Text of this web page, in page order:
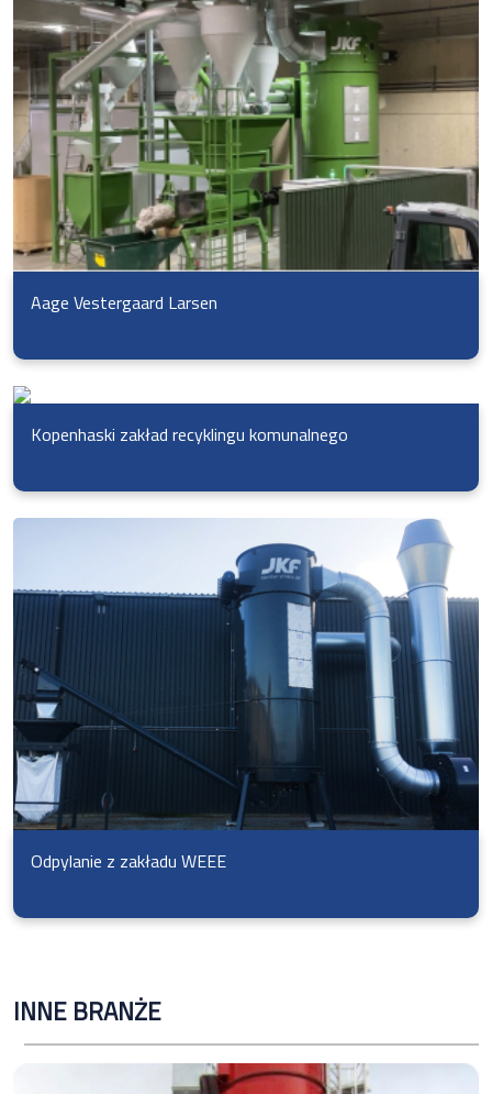
Aage Vestergaard Larsen
Kopenhaski zakład recyklingu komunalnego
Odpylanie z zakładu WEEE
INNE BRANŻE